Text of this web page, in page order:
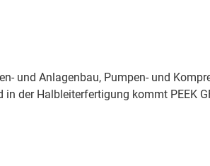
und Anlagenbau, Pumpen- und
der Halbleiterfertigung kommt PEEK